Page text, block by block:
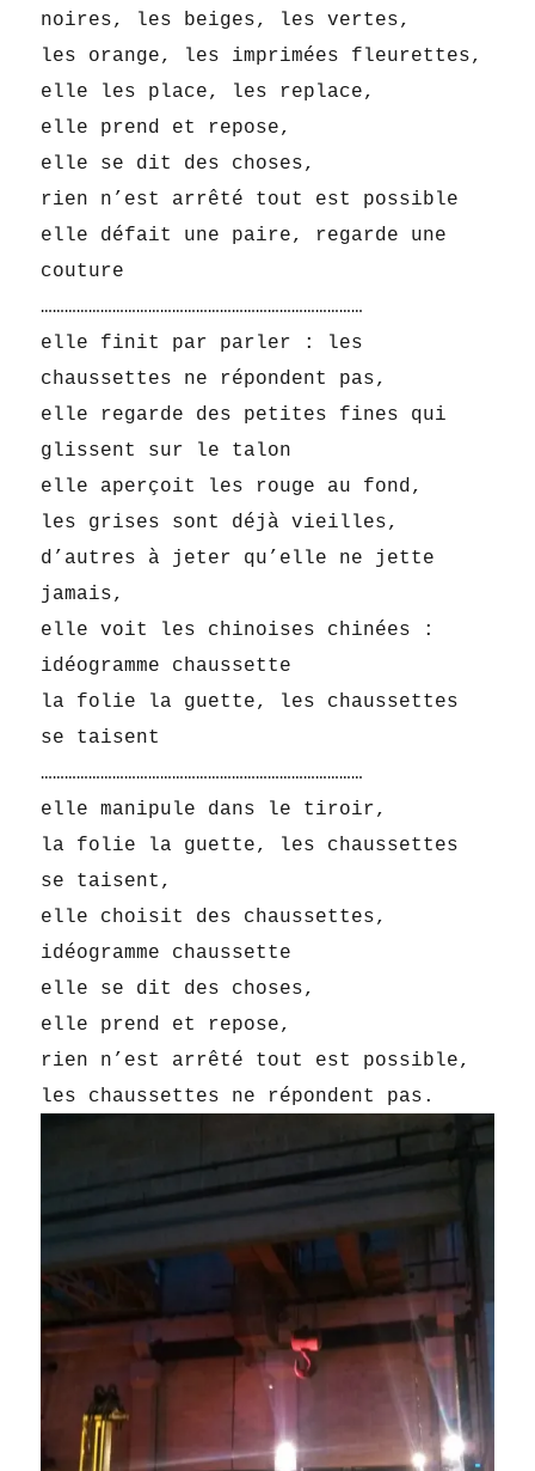
noires, les beiges, les vertes,
les orange, les imprimées fleurettes,
elle les place, les replace,
elle prend et repose,
elle se dit des choses,
rien n’est arrêté tout est possible
elle défait une paire, regarde une
couture
………………………………………………………………………
elle finit par parler : les
chaussettes ne répondent pas,
elle regarde des petites fines qui
glissent sur le talon
elle aperçoit les rouge au fond,
les grises sont déjà vieilles,
d’autres à jeter qu’elle ne jette
jamais,
elle voit les chinoises chinées :
idéogramme chaussette
la folie la guette, les chaussettes
se taisent
………………………………………………………………………
elle manipule dans le tiroir,
la folie la guette, les chaussettes
se taisent,
elle choisit des chaussettes,
idéogramme chaussette
elle se dit des choses,
elle prend et repose,
rien n’est arrêté tout est possible,
les chaussettes ne répondent pas.